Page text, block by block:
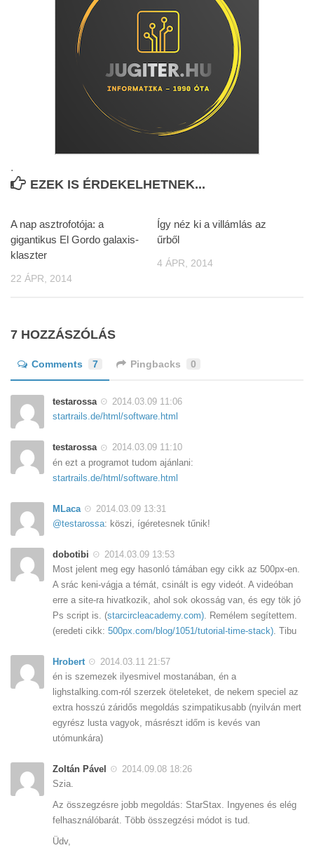
.
EZEK IS ÉRDEKELHETNEK...
A nap asztrofotója: a
gigantikus El Gordo galaxis-
klaszter
22 ÁPR, 2014
Így néz ki a villámlás az
űrből
4 ÁPR, 2014
7 HOZZÁSZÓLÁS
Comments 7 Pingbacks 0
testarossa
2014.03.09 11:06
startrails.de/html/software.html
testarossa
2014.03.09 11:10
én ezt a programot tudom ajánlani:
startrails.de/html/software.html
MLaca
2014.03.09 13:31
@testarossa: köszi, ígéretesnek tűnik!
dobotibi
2014.03.09 13:53
Most jelent meg egy hasonló támában egy cikk az 500px-en.
A srác keni-vágja a témát, csinált is egy videót. A videóban
erre a site-ra hivatkozik, ahol sok okosság van, és egy tök jó
Ps script is. (starcircleacademy.com). Remélem segítettem.
(eredeti cikk: 500px.com/blog/1051/tutorial-time-stack). Tibu
Hrobert
2014.03.11 21:57
én is szemezek ilyesmivel mostanában, én a
lighstalking.com-ról szerzek öteleteket, de nekem speciel az
extra hosszú záridős megoldás szimpatikusabb (nyilván mert
egyrész lusta vagyok, másrészt időm is kevés van
utómunkára)
Zoltán Pável
2014.09.08 18:26
Szia.
Az összegzésre jobb megoldás: StarStax. Ingyenes és elég
felhasználóbarát. Több összegzési módot is tud.
Üdv,